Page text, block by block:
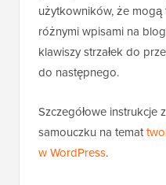
użytkowników, że
różnymi wpisami na
klawiszy strzałek do
do następnego.
Szczegółowe instrukcje
samouczku na temat
w WordPress.